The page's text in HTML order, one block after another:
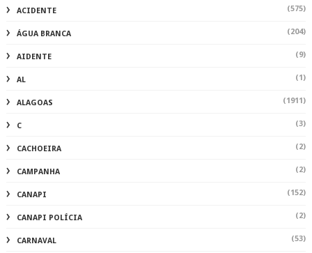
ACIDENTE (575)
ÁGUA BRANCA (204)
AIDENTE (9)
AL (1)
ALAGOAS (1911)
C (3)
CACHOEIRA (2)
CAMPANHA (2)
CANAPI (152)
CANAPI POLÍCIA (2)
CARNAVAL (53)